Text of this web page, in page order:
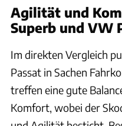
Agilität und
Superb und VW
Im direkten Vergleich
Passat in Sachen
treffen eine gute
Komfort, wobei der